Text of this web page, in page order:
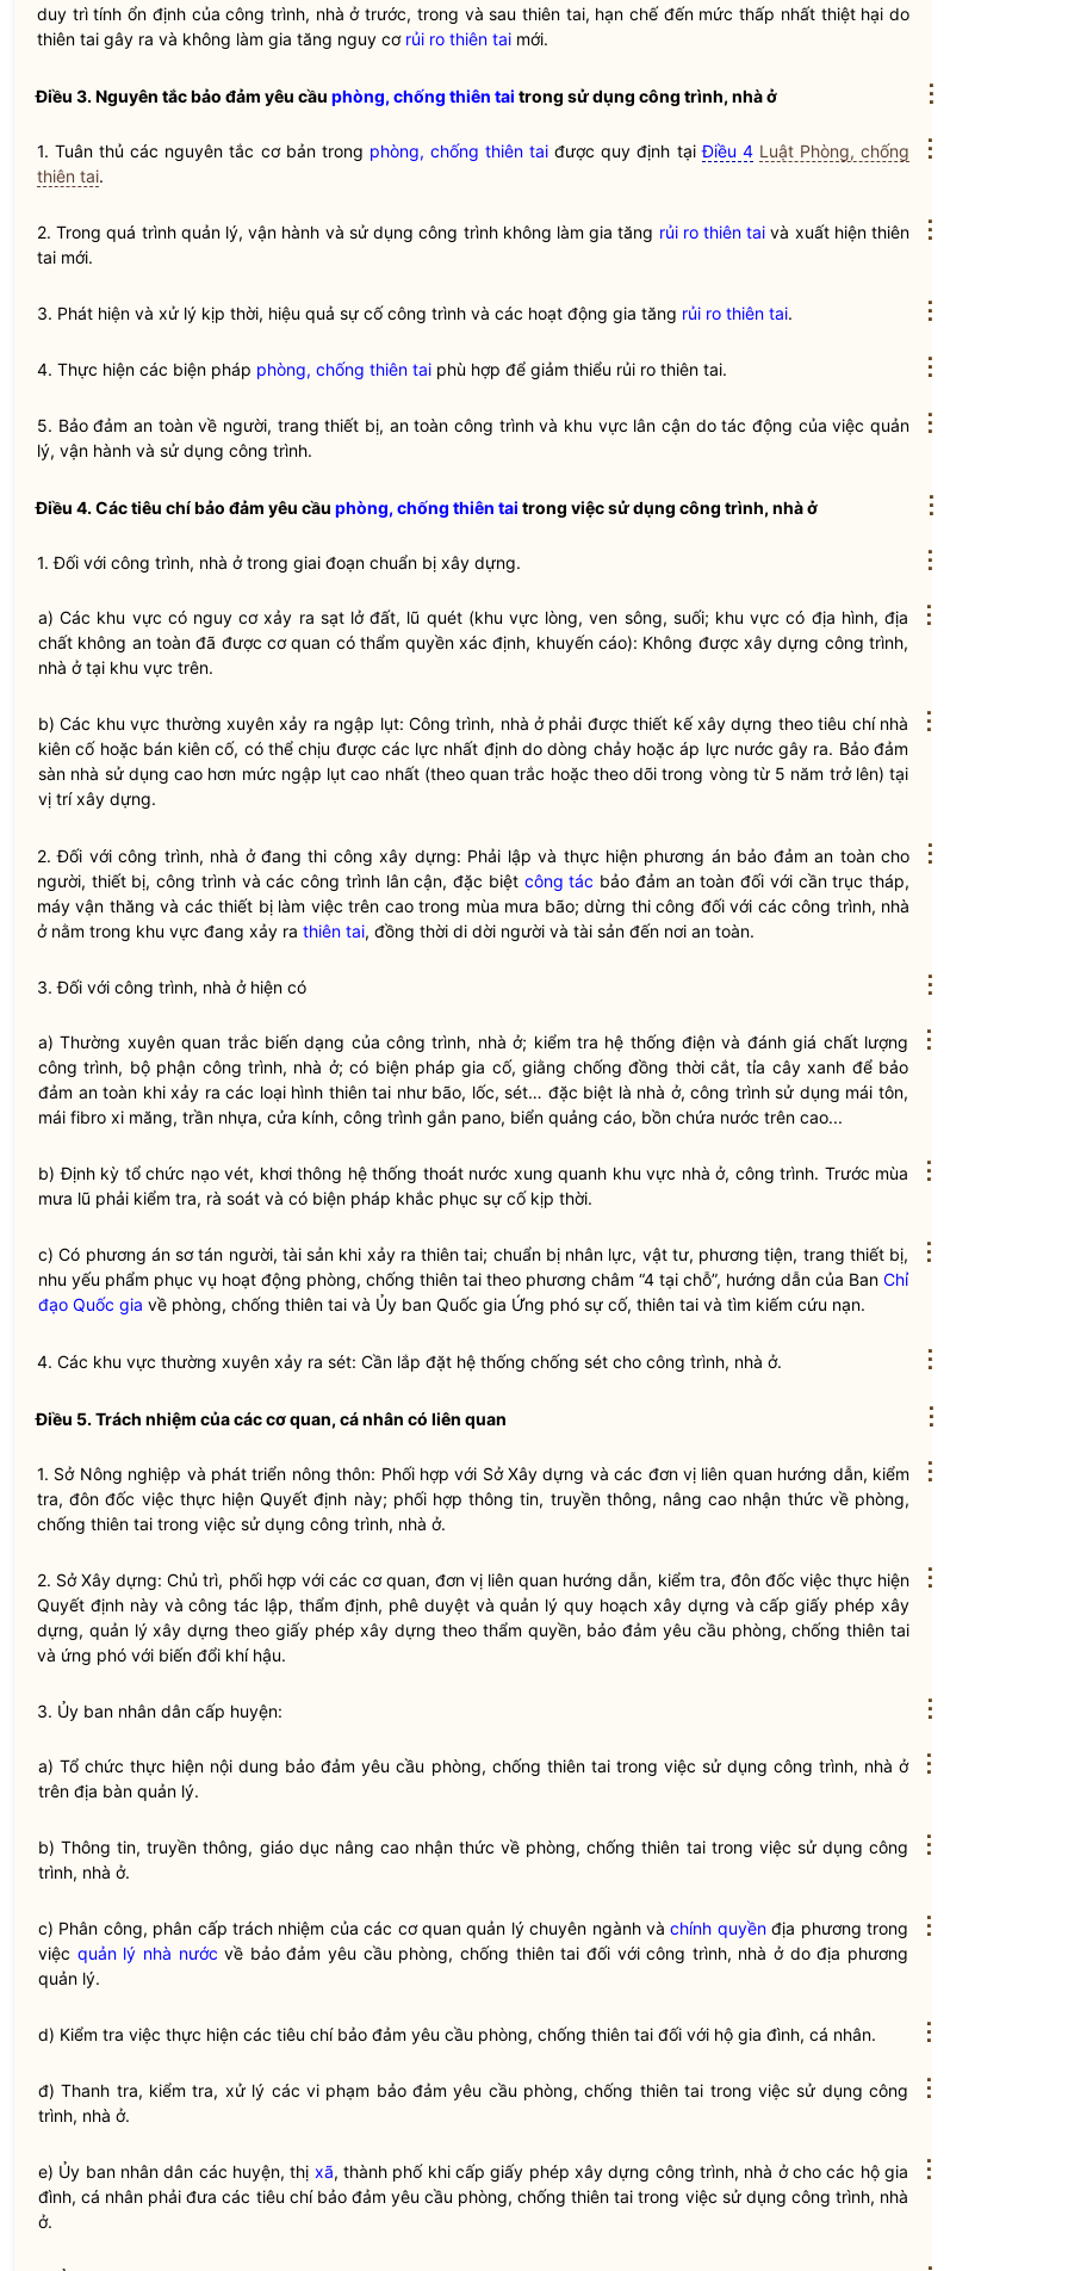
duy trì tính ổn định của công trình, nhà ở trước, trong và sau thiên tai, hạn chế đến mức thấp nhất thiệt hại do
thiên tai gây ra và không làm gia tăng nguy cơ rủi ro thiên tai mới.
Điều 3. Nguyên tắc bảo đảm yêu cầu phòng, chống thiên tai trong sử dụng công trình, nhà ở
1. Tuân thủ các nguyên tắc cơ bản trong phòng, chống thiên tai được quy định tạiĐiều 4 Luật Phòng, chống
thiên tai.
2. Trong quá trình quản lý, vận hành và sử dụng công trình không làm gia tăng rủi ro thiên tai và xuất hiện thiên
tai mới.
3. Phát hiện và xử lý kịp thời, hiệu quả sự cố công trình và các hoạt động gia tăng rủi ro thiên tai.
4. Thực hiện các biện pháp phòng, chống thiên tai phù hợp để giảm thiểu rủi ro thiên tai.
5. Bảo đảm an toàn về người, trang thiết bị, an toàn công trình và khu vực lân cận do tác động của việc quản
lý, vận hành và sử dụng công trình.
Điều 4. Các tiêu chí bảo đảm yêu cầu phòng, chống thiên tai trong việc sử dụng công trình, nhà ở
1. Đối với công trình, nhà ở trong giai đoạn chuẩn bị xây dựng.
a) Các khu vực có nguy cơ xảy ra sạt lở đất, lũ quét (khu vực lòng, ven sông, suối; khu vực có địa hình, địa
chất không an toàn đã được cơ quan có thẩm quyềnxác định, khuyến cáo): Không được xây dựng công trình,
nhà ở tại khu vực trên.
b) Các khu vực thường xuyên xảy ra ngập lụt: Công trình, nhà ở phải được thiết kế xây dựng theo tiêu chí nhà
kiên cố hoặc bán kiên cố, có thể chịu được các lực nhất định do dòng chảy hoặc áp lực nước gây ra. Bảo đảm
sàn nhà sử dụng cao hơn mức ngập lụt cao nhất (theo quan trắc hoặc theo dõi trong vòng từ 5 năm trở lên) tại
vị trí xây dựng.
2. Đối với công trình, nhà ở đang thi công xây dựng: Phải lập và thực hiện phương án bảo đảm an toàn cho
người, thiết bị, công trình và các công trình lân cận, đặc biệt công tác bảo đảm an toàn đối với cần trục tháp,
máy vận thăng và các thiết bị làm việc trên cao trong mùa mưa bão; dừng thi công đối với các công trình, nhà
ở nằm trong khu vực đang xảy ra thiên tai, đồng thời di dời người và tài sản đến nơi an toàn.
3. Đối với công trình, nhà ở hiện có
a) Thường xuyên quan trắc biến dạng của công trình, nhà ở; kiểm tra hệ thống điện và đánh giá chất lượng
công trình, bộ phận công trình, nhà ở; có biện pháp gia cố, giằng chống đồng thời cắt, tỉa cây xanh để bảo
đảm an toàn khi xảy ra các loại hình thiên tai như bão, lốc, sét… đặc biệt là nhà ở, công trình sử dụng mái tôn,
mái fibro xi măng, trần nhựa, cửa kính, công trình gắn pano, biển quảng cáo, bồn chứa nước trên cao...
b) Định kỳ tổ chức nạo vét, khơi thông hệ thống thoát nước xung quanh khu vực nhà ở, công trình. Trước mùa
mưa lũ phải kiểm tra, rà soát và có biện pháp khắc phục sự cố kịp thời.
c) Có phương án sơ tán người, tài sản khi xảy ra thiên tai; chuẩn bị nhân lực, vật tư, phương tiện, trang thiết bị,
nhu yếu phẩm phục vụ hoạt động phòng, chống thiên tai theo phương châm “4 tại chỗ”, hướng dẫn của Ban Chỉ
đạo Quốc gia về phòng, chống thiên tai và Ủy ban Quốc gia Ứng phó sự cố, thiên tai và tìm kiếm cứu nạn.
4. Các khu vực thường xuyên xảy ra sét: Cần lắp đặt hệ thống chống sét cho công trình, nhà ở.
Điều 5. Trách nhiệm của các cơ quan, cá nhân có liên quan
1. Sở Nông nghiệp và phát triển nông thôn: Phối hợp với Sở Xây dựng và các đơn vị liên quan hướng dẫn, kiểm
tra, đôn đốc việc thực hiện Quyết định này; phối hợp thông tin, truyền thông, nâng cao nhận thức về phòng,
chống thiên tai trong việc sử dụng công trình, nhà ở.
2. Sở Xây dựng: Chủ trì, phối hợp với các cơ quan, đơn vị liên quan hướng dẫn, kiểm tra, đôn đốc việc thực hiện
Quyết định này vàcông tác lập, thẩm định, phê duyệt và quản lý quy hoạch xây dựng và cấp giấy phép xây
dựng, quản lý xây dựng theo giấy phép xây dựng theo thẩm quyền, bảo đảm yêu cầu phòng, chống thiên tai
và ứng phó với biến đổi khí hậu.
3. Ủy ban nhân dân cấp huyện:
a) Tổ chức thực hiện nội dung bảo đảm yêu cầu phòng, chống thiên taitrong việc sử dụng công trình, nhà ở
trên địa bàn quản lý.
b) Thông tin, truyền thông, giáo dục nâng cao nhận thức về phòng, chống thiên taitrong việc sử dụng công
trình, nhà ở.
c) Phân công, phân cấp trách nhiệm của các cơ quan quản lý chuyên ngành vàchính quyềnđịa phương trong
việc quản lý nhà nước về bảo đảm yêu cầu phòng, chống thiên tai đối với công trình, nhà ở do địa phương
quản lý.
d) Kiểm tra việc thực hiện các tiêu chí bảo đảm yêu cầu phòng, chống thiên tai đối với hộ gia đình, cá nhân.
đ) Thanh tra, kiểm tra, xử lý các vi phạm bảo đảm yêu cầu phòng, chống thiên tai trong việc sử dụng công
trình, nhà ở.
e) Ủy ban nhân dân các huyện, thị xã, thành phố khi cấp giấy phép xây dựng công trình, nhà ở cho các hộ gia
đình, cá nhân phải đưa các tiêu chí bảo đảm yêu cầu phòng, chống thiên tai trong việc sử dụng công trình, nhà
ở.
⋮
⋮
⋮
⋮
⋮
⋮
⋮
⋮
⋮
⋮
⋮
⋮
⋮
⋮
⋮
⋮
⋮
⋮
⋮
⋮
⋮
⋮
⋮
⋮
⋮
⋮